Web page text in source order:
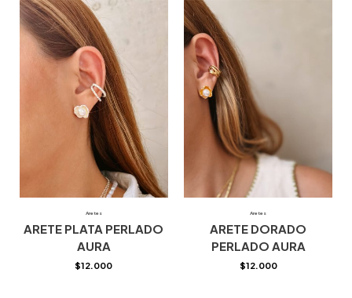
Aretes
ARETE PLATA PERLADO
AURA
$12.000
Aretes
ARETE DORADO
PERLADO AURA
$12.000